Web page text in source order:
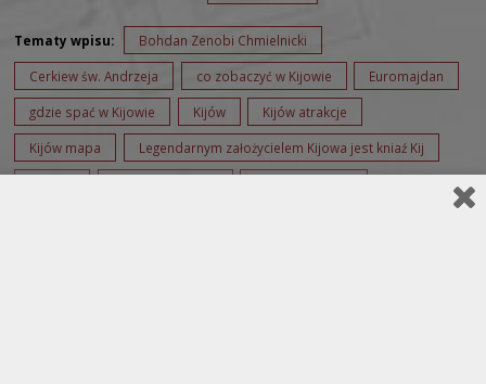
Tematy wpisu: Bohdan Zenobi Chmielnicki
Cerkiew św. Andrzeja co zobaczyć w Kijowie Euromajdan
gdzie spać w Kijowie Kijów Kijów atrakcje
Kijów mapa Legendarnym założycielem Kijowa jest kniaź Kij